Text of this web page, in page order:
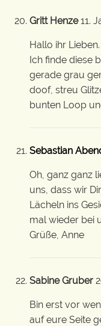
Gritt Henze11.
Hallo ihr
Ich finde diese
gerade grau
doof, streu
bunten Loop
Sebastian
Oh, ganz ganz
uns, dass wir
Lächeln ins
mal wieder bei
Grüße, Anne
Sabine Gruber
Bin erst vor
auf eure Seite